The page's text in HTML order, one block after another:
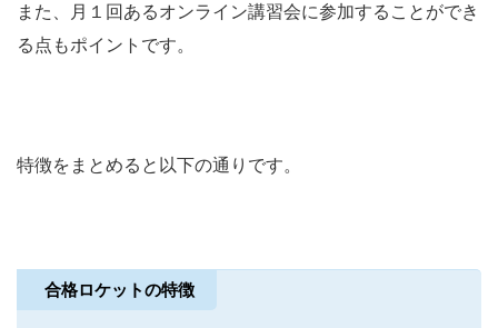
また、月１回あるオンライン講習会に参加することができ
る点もポイントです。
特徴をまとめると以下の通りです。
合格ロケットの特徴